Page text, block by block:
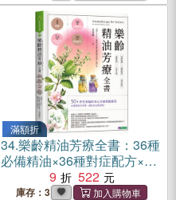
滿額折
34.樂齡精油芳療全書：36種
必備精油×36種對症配方×8
種純露×24種實用芳香小物
9 522
庫存：3